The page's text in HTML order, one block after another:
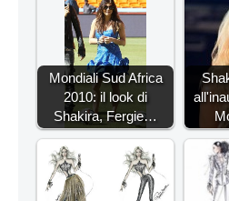
Mondiali Sud Africa
2010: il look di
Shakira, Fergie…